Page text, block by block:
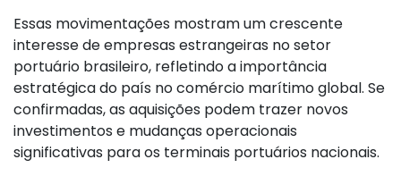
Essas movimentações mostram um crescente
interesse de empresas estrangeiras no setor
portuário brasileiro, refletindo a importância
estratégica do país no comércio marítimo global. Se
confirmadas, as aquisições podem trazer novos
investimentos e mudanças operacionais
significativas para os terminais portuários nacionais.